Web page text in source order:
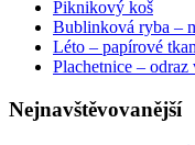
Piknikový koš
Bublinková ryba –
Léto – papírové
Plachetnice – odraz
Nejnavštěvovanější